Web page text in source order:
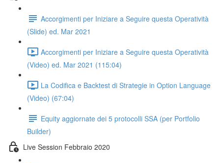
Accorgimenti per Iniziare a Seguire questa Operatività
(Slide) ed. Mar 2021
Accorgimenti per Iniziare a Seguire questa Operatività
(Video) ed. Mar 2021 (115:04)
La Codifica e Backtest di Strategie in Option Language
(Video) (67:04)
Equity aggiornate dei 5 protocolli SSA (per Portfolio
Builder)
Live Session Febbraio 2020